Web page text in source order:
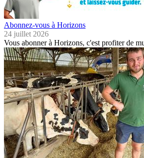
Abonnez-vous à Horizons
24 juillet 2026
Vous abonner à Horizons, c'est profiter de